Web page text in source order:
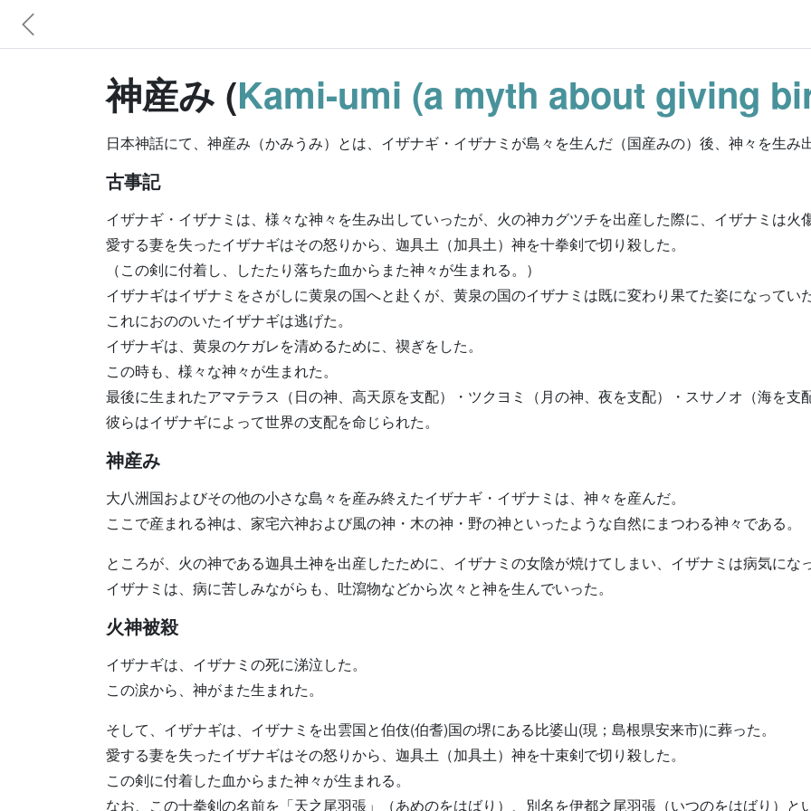
神産み (Kami-umi (a myth about giving
日本神話にて、神産み（かみうみ）とは、イザナギ・イザナミが島々を生んだ（国産みの）後、神々を生み
古事記
イザナギ・イザナミは、様々な神々を生み出していったが、火の神カグツチを出産した際に、イザナミは火
愛する妻を失ったイザナギはその怒りから、迦具土（加具土）神を十拳剣で切り殺した。
（この剣に付着し、したたり落ちた血からまた神々が生まれる。）
イザナギはイザナミをさがしに黄泉の国へと赴くが、黄泉の国のイザナミは既に変わり果てた姿になっていた
これにおののいたイザナギは逃げた。
イザナギは、黄泉のケガレを清めるために、禊ぎをした。
この時も、様々な神々が生まれた。
最後に生まれたアマテラス（日の神、高天原を支配）・ツクヨミ（月の神、夜を支配）・スサノオ（海を支
彼らはイザナギによって世界の支配を命じられた。
神産み
大八洲国およびその他の小さな島々を産み終えたイザナギ・イザナミは、神々を産んだ。
ここで産まれる神は、家宅六神および風の神・木の神・野の神といったような自然にまつわる神々である。
ところが、火の神である迦具土神を出産したために、イザナミの女陰が焼けてしまい、イザナミは病気になっ
イザナミは、病に苦しみながらも、吐瀉物などから次々と神を生んでいった。
火神被殺
イザナギは、イザナミの死に涕泣した。
この涙から、神がまた生まれた。
そして、イザナギは、イザナミを出雲国と伯伎(伯耆)国の堺にある比婆山(現；島根県安来市)に葬った。
愛する妻を失ったイザナギはその怒りから、迦具土（加具土）神を十束剣で切り殺した。
この剣に付着した血からまた神々が生まれる。
なお、この十拳剣の名前を「天之尾羽張」（あめのをはばり）、別名を伊都之尾羽張（いつのをはばり）とい